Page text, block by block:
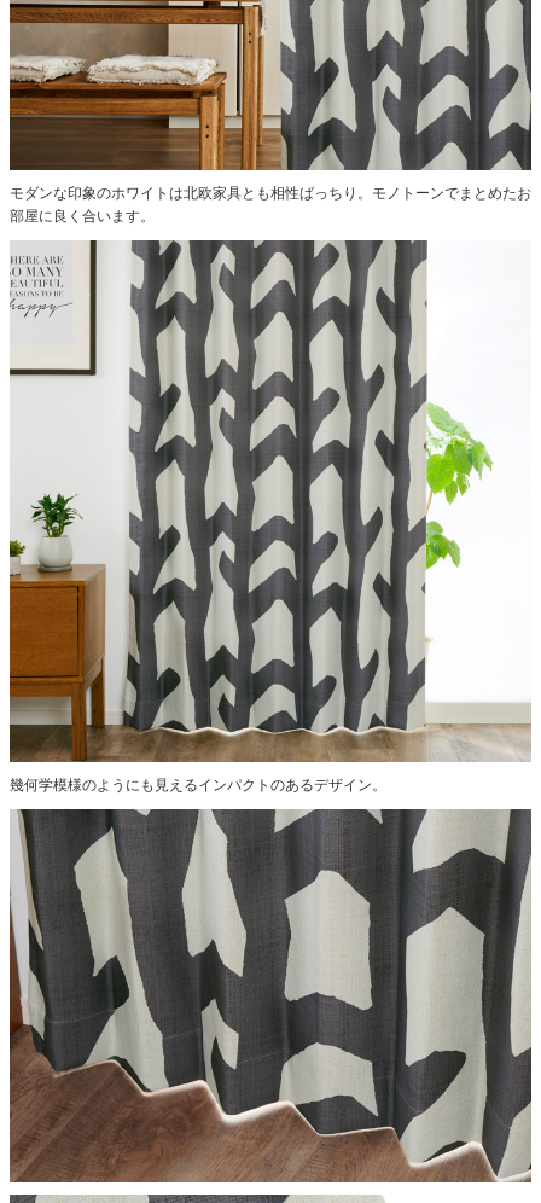
モダンな印象のホワイトは北欧家具とも相性ばっちり。モノトーンでまとめたお
部屋に良く合います。
幾何学模様のようにも見えるインパクトのあるデザイン。